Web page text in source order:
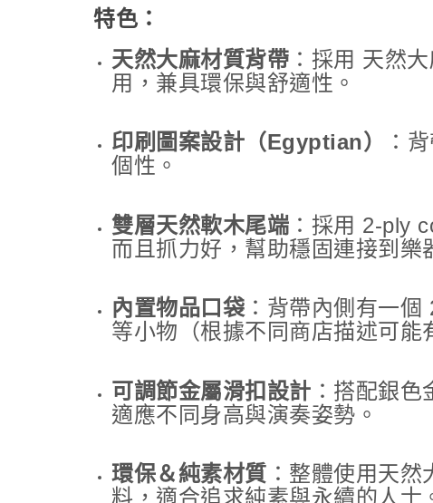
特色：
天然大麻材質背帶 ：採用 天然
用，兼具環保與舒適性。
印刷圖案設計（Egyptian）
：
個性。
雙層天然軟木尾端 ：採用 2-ply
而且抓力好，幫助穩固連接到樂
內置物品口袋：背帶內側有一個
等小物（根據不同商店描述可能
可調節金屬滑扣設計 ：搭配銀
適應不同身高與演奏姿勢。
環保＆純素材質 ：整體使用天
料，適合追求純素與永續的人士